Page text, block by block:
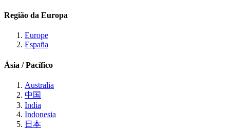
Região da Europa
Europe
España
Ásia / Pacífico
Australia
中国
India
Indonesia
日本